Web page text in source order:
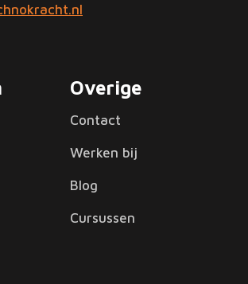
Overige
Contact
Werken bij
Blog
Cursussen